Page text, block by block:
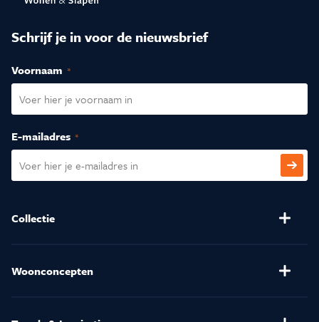
Schrijf je in voor de nieuwsbrief
Voornaam (Vereist)
E-mailadres (Vereist)
Collectie
Woonconcepten